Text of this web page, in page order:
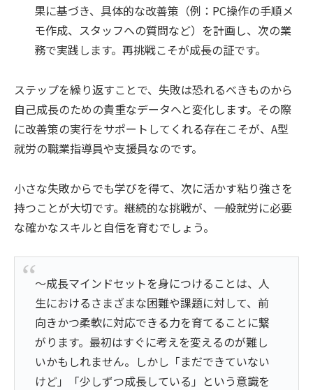
果に基づき、具体的な改善策（例：PC操作の手順メ
モ作成、スタッフへの質問など）を計画し、次の業
務で実践します。再挑戦こそが成長の証です。
ステップを繰り返すことで、失敗は恐れるべきものから
自己成長のための貴重なデータへと変化します。その際
に改善策の実行をサポートしてくれる存在こそが、A型
就労の職業指導員や支援員なのです。
小さな失敗からでも学びを得て、次に活かす粘り強さを
持つことが大切です。継続的な挑戦が、一般就労に必要
な確かなスキルと自信を育むでしょう。
～成長マインドセットを身につけることは、人
生におけるさまざまな困難や課題に対して、前
向きかつ柔軟に対応できる力を育てることに繋
がります。最初はすぐに考えを変えるのが難し
いかもしれません。しかし「まだできていない
けど」「少しずつ成長している」という意識を